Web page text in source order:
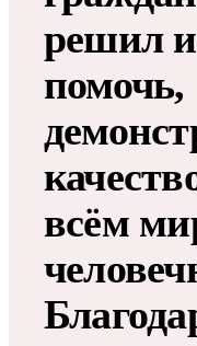
решил
помочь,
всём